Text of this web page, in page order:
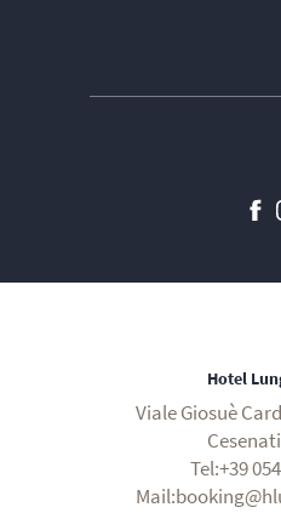
Hotel
Viale Giosuè
Tel:+39